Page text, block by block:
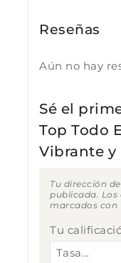
Reseñas
Aún no hay
Sé el
Top Todo
Vibrante y
Tu dirección
publicada. Los
marcados con
Tu